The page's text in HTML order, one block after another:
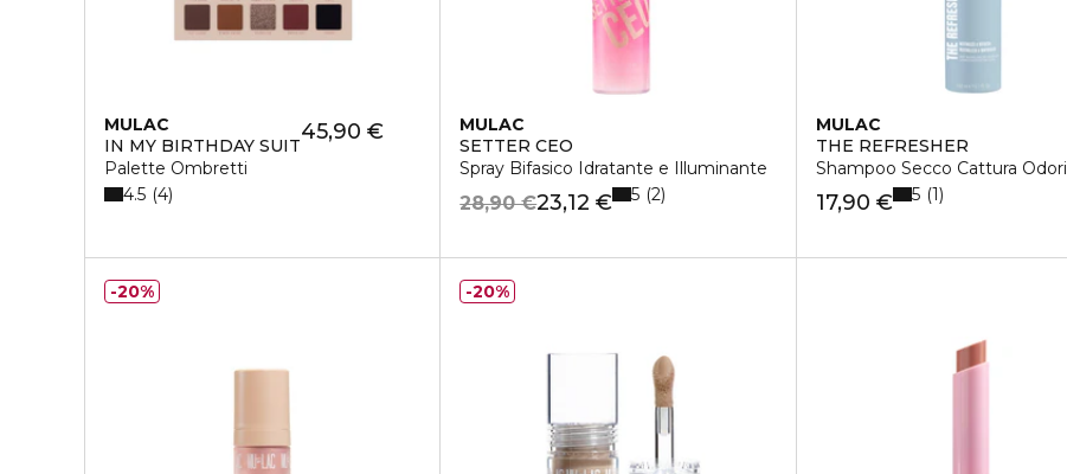
MULAC
IN MY BIRTHDAY SUIT
Palette Ombretti
45,90 €
4.5 4
MULAC
SETTER CEO
Spray Bifasico Idratante e Illuminante
23,12 €
28,90 € 5 2
MULAC
THE REFRESHER
Shampoo Secco Cattura Odori
17,90 € 5 1
20% 20%